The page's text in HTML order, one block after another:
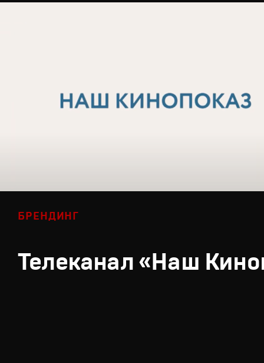
БРЕНДИНГ
Телеканал «Наш